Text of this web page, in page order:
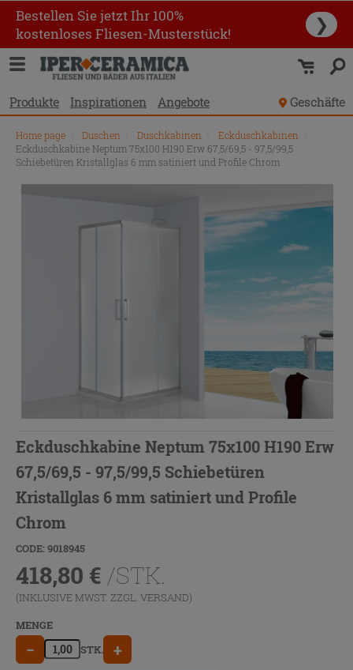
Bestellen Sie jetzt Ihr 100%
kostenloses Fliesen-Musterstück!
❯
Produkte Inspirationen Angebote Geschäfte
Home page Duschen Duschkabinen Eckduschkabinen
Eckduschkabine Neptum 75x100 H190 Erw 67,5/69,5 - 97,5/99,5
Schiebetüren Kristallglas 6 mm satiniert und Profile Chrom
Eckduschkabine Neptum 75x100 H190 Erw
67,5/69,5 - 97,5/99,5 Schiebetüren
Kristallglas 6 mm satiniert und Profile
Chrom
CODE: 9018945
418,80 € /STK.
(INKLUSIVE MWST. ZZGL. VERSAND)
MENGE
− STK. +